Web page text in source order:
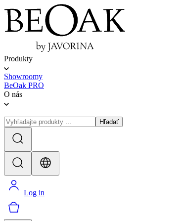
Produkty
Showroomy
BeOak PRO
O nás
Hľadať
Log in